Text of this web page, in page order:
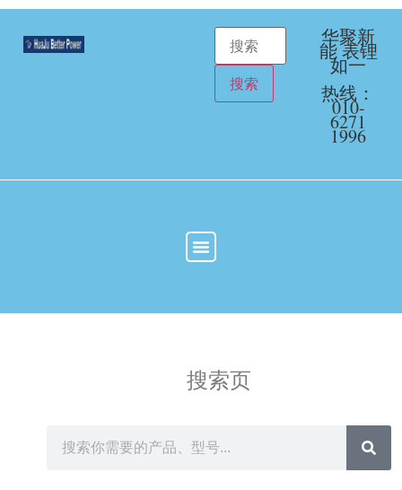
华聚新
能 表锂
如一
热线：
010-
6271
1996
搜索页